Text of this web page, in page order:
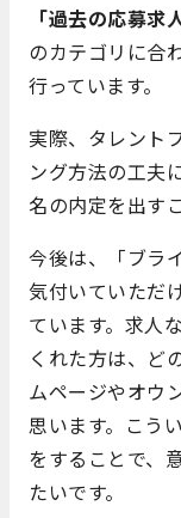
「過去の応募
のカテゴリに合
行っています。
実際、タレント
ング方法の工夫
名の内定を出す
今後は、「ブラ
気付いていただ
ています。求人
くれた方は、ど
ムページやオウ
思います。こう
をすることで、
たいです。